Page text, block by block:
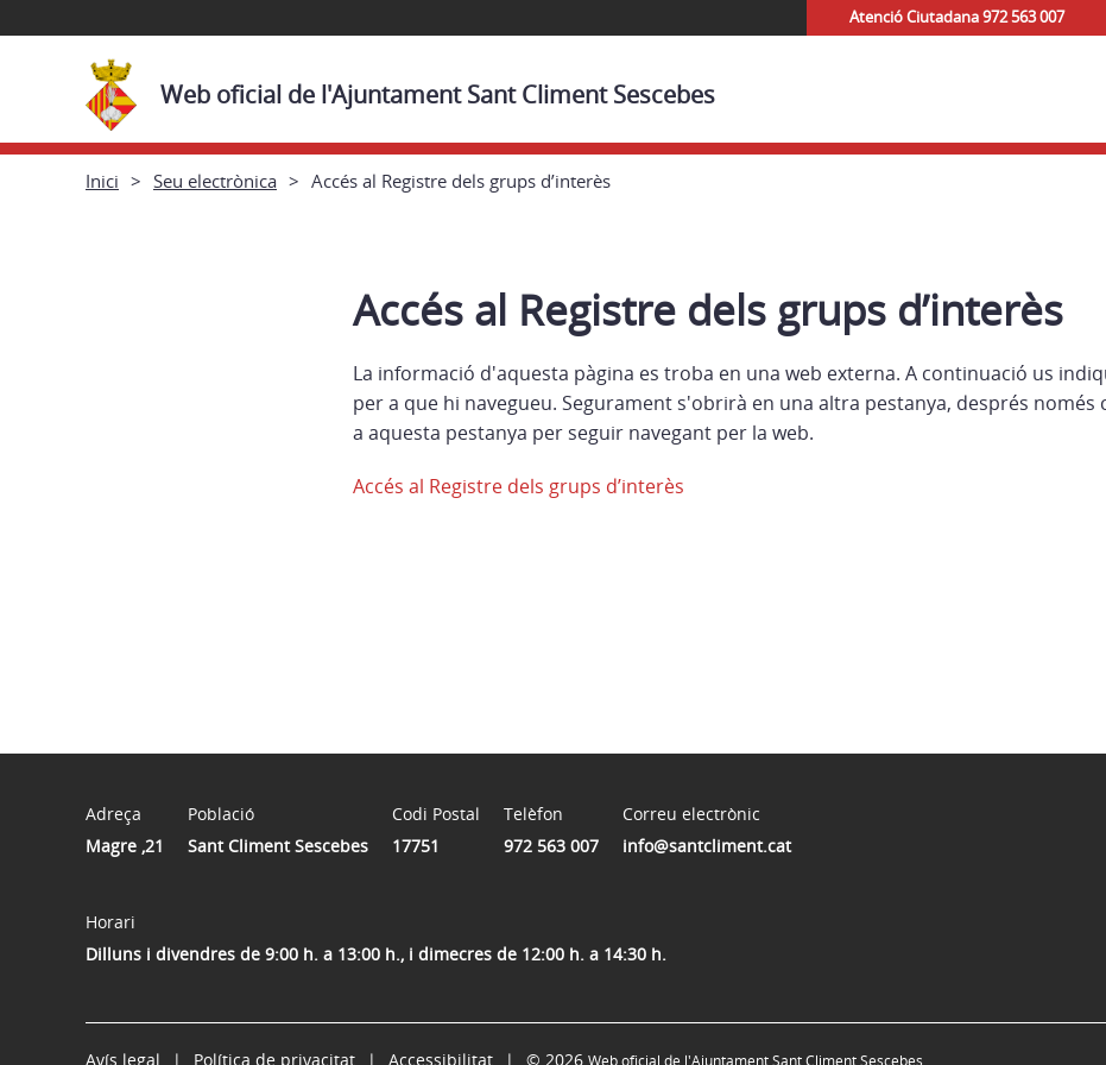
Atenció Ciutadana 972 563 007
Web oficial de l'Ajuntament Sant Climent Sescebes
Inici Seu electrònica Accés al Registre dels grups d’interès
Accés al Registre dels grups d’interès
La informació d'aquesta pàgina es troba en una web externa. A continuació us
per a que hi navegueu. Segurament s'obrirà en una altra pestanya, després només
a aquesta pestanya per seguir navegant per la web.
Accés al Registre dels grups d’interès
Adreça
Magre ,21
Població
Sant Climent Sescebes
Codi Postal
17751
Telèfon
972 563 007
Correu electrònic
info@santcliment.cat
Horari
Dilluns i divendres de 9:00 h. a 13:00 h., i dimecres de 12:00 h. a 14:30 h.
Avís legal Política de privacitat Accessibilitat © 2026